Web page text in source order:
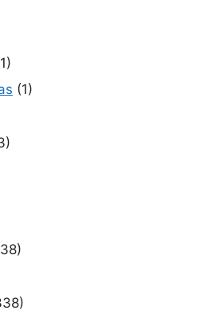
(1)